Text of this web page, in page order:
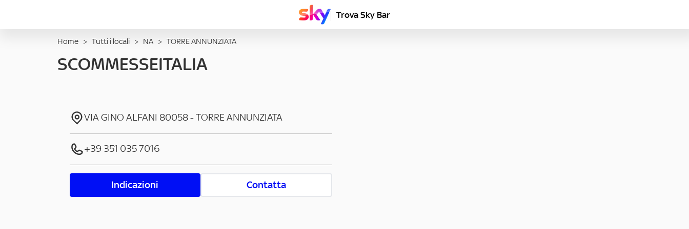
Trova Sky Bar
Home > Tutti i locali > NA > TORRE ANNUNZIATA
SCOMMESSEITALIA
VIA GINO ALFANI 80058-TORRE ANNUNZIATA
+39 351 035 7016
Indicazioni Contatta